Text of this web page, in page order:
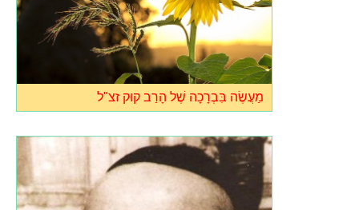
מַעֲשֶׂה בִּבְרָכָה שֶׁל הָרַב קוּק זצ"ל